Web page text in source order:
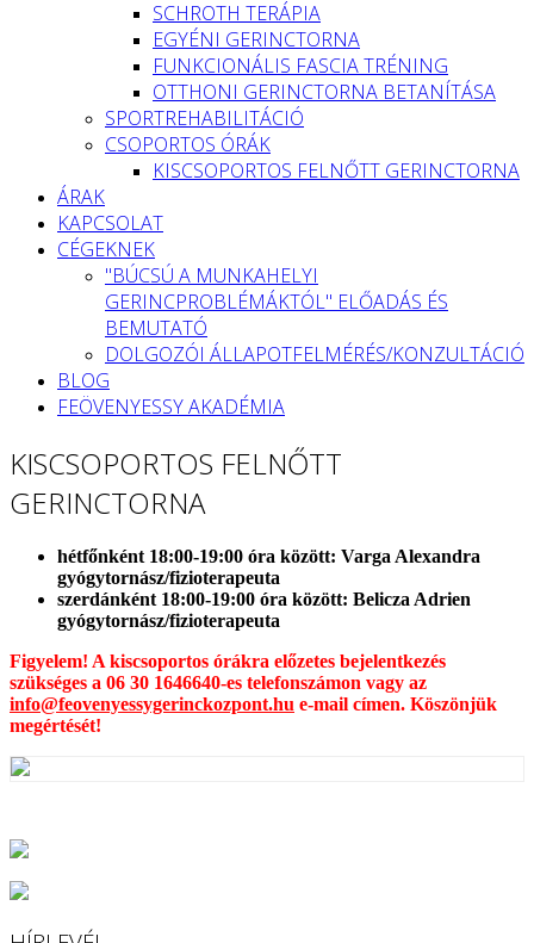
SCHROTH TERÁPIA
EGYÉNI GERINCTORNA
FUNKCIONÁLIS FASCIA TRÉNING
OTTHONI GERINCTORNA BETANÍTÁSA
SPORTREHABILITÁCIÓ
CSOPORTOS ÓRÁK
KISCSOPORTOS FELNŐTT GERINCTORNA
ÁRAK
KAPCSOLAT
CÉGEKNEK
"BÚCSÚ A MUNKAHELYI
GERINCPROBLÉMÁKTÓL" ELŐADÁS ÉS
BEMUTATÓ
DOLGOZÓI ÁLLAPOTFELMÉRÉS/KONZULTÁCIÓ
BLOG
FEÖVENYESSY AKADÉMIA
KISCSOPORTOS FELNŐTT
GERINCTORNA
hétfőnként 18:00-19:00 óra között: Varga Alexandra
gyógytornász/fizioterapeuta
szerdánként 18:00-19:00 óra között: Belicza Adrien
gyógytornász/fizioterapeuta
Figyelem! A kiscsoportos órákra előzetes bejelentkezés
szükséges a 06 30 1646640-es telefonszámon vagy az
info@feovenyessygerinckozpont.hu e-mail címen. Köszönjük
megértését!